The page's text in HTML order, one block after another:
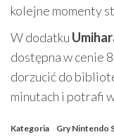
kolejne momenty
W dodatku
dostępna w cenie
dorzucić do
minutach i potrafi
Kategoria Gry Nintendo